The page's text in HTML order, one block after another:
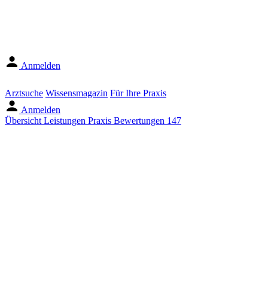
Anmelden
Arztsuche Wissensmagazin Für Ihre Praxis
Anmelden
Übersicht Leistungen Praxis Bewertungen 147